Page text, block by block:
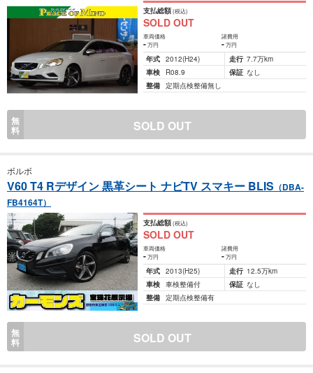
支払総額(税込)
SOLD OUT
車両価格
-万円
諸費用
- 万円
年式 2012(H24) 走行 7.7万km
車検
R08.9 保証 なし
整備 定期点検整備無し
無
料 SOLD OUT
ボルボ
V60 T4 Rデザイン 黒革シート ナビTV スマキー BLIS （DBA-
FB4164T）
支払総額(税込)
SOLD OUT
車両価格
-万円
諸費用
- 万円
年式 2013(H25) 走行 12.5万km
車検 車検整備付 保証 なし
整備 定期点検整備有
無
料 SOLD OUT